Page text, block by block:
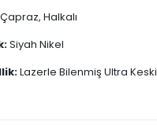
Çapraz, Halkalı
Siyah Nikel
Lazerle Bilenmiş Ultra